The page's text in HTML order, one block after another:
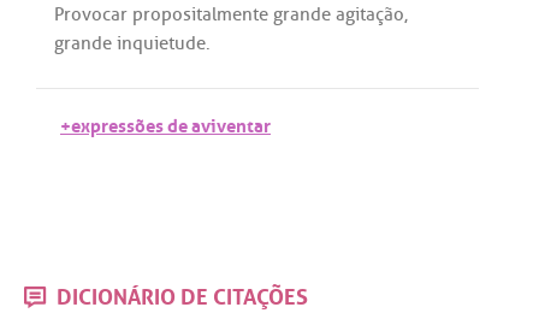
Provocar propositalmente grande agitação,
grande inquietude.
+expressões de aviventar
DICIONÁRIO DE CITAÇÕES